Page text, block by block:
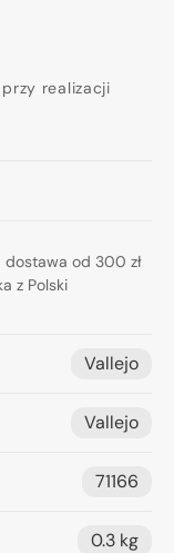
realizacji
dostawa od 300 zł
z Polski
Vallejo
Vallejo
71166
0.3 kg